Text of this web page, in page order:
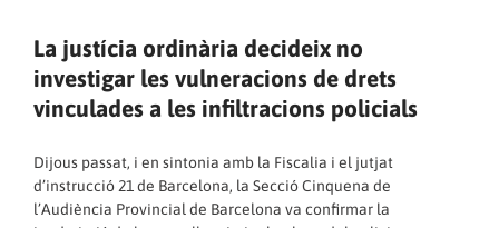
La justícia ordinària decideix no
investigar les vulneracions de drets
vinculades a les infiltracions policials
Dijous passat, i en sintonia amb la Fiscalia i el jutjat
d’instrucció 21 de Barcelona, la Secció Cinquena de
l’Audiència Provincial de Barcelona va confirmar la